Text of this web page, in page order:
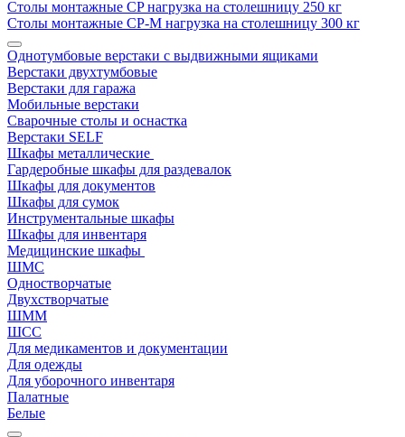
Столы монтажные СP нагрузка на столешницу 250 кг
Столы монтажные СР-М нагрузка на столешницу 300 кг
Однотумбовые верстаки с выдвижными ящиками
Верстаки двухтумбовые
Верстаки для гаража
Мобильные верстаки
Сварочные столы и оснастка
Верстаки SELF
Шкафы металлические
Гардеробные шкафы для раздевалок
Шкафы для документов
Шкафы для сумок
Инструментальные шкафы
Шкафы для инвентаря
Медицинские шкафы
ШМС
Одностворчатые
Двухстворчатые
ШММ
ШСС
Для медикаментов и документации
Для одежды
Для уборочного инвентаря
Палатные
Белые